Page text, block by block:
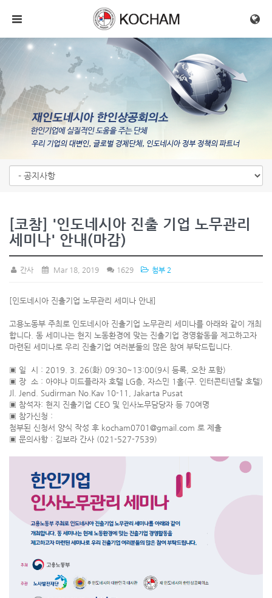
메뉴 건너뛰기
[코참] '인도네시아 진출 기업 노무관리
세미나' 안내(마감)
간사 Mar 18, 2019 1629 첨부 2
[인도네시아 진출기업 노무관리 세미나 안내]
고용노동부 주최로 인도네시아 진출기업 노무관리 세미나를 아래와 같이 개최
합니다. 동 세미나는 현지 노동환경에 맞는 진출기업 경영활동을 제고하고자
마련된 세미나로 우리 진출기업 여러분둘의 많은 참여 부탁드립니다.
▣ 일 시 : 2019. 3. 26(화) 09:30~13:00(9시 등록, 오찬 포함)
▣ 장 소 : 아야나 미드플라자 호텔 LG층, 자스민 1홀(구. 인터콘티넨탈 호텔)
Jl. Jend. Sudirman No.Kav 10-11, Jakarta Pusat
▣ 참석자: 현지 진출기업 CEO 및 인사노무담당자 등 70여명
▣ 참가신청 :
첨부된 신청서 양식 작성 후 kocham0701@gmail.com 로 제출
▣ 문의사항 : 김보라 간사 (021-527-7539)